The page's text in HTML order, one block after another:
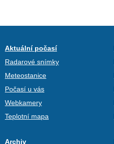
Aktuální počasí
Radarové snímky
Meteostanice
Počasí u vás
Webkamery
Teplotní mapa
Archiv